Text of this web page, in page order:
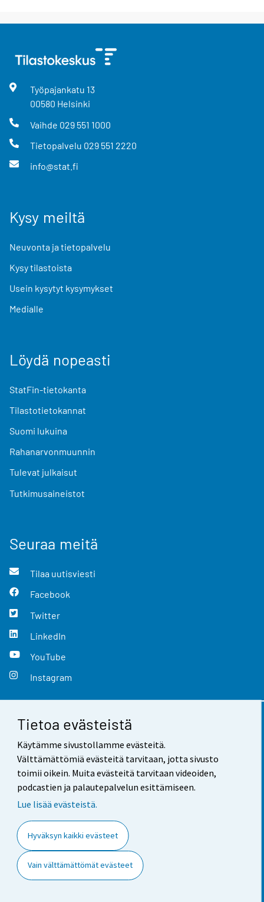
Tietoa evästeistä
Käytämme sivustollamme evästeitä.
Välttämättömiä evästeitä tarvitaan, jotta sivusto
toimii oikein. Muita evästeitä tarvitaan videoiden,
podcastien ja palautepalvelun esittämiseen.
Lue lisää evästeistä.
Hyväksyn kaikki evästeet
Vain välttämättömät evästeet
Työpajankatu 13
00580 Helsinki
Vaihde 029 551 1000
Tietopalvelu 029 551 2220
info@stat.fi
Kysy meiltä
Neuvonta ja tietopalvelu
Kysy tilastoista
Usein kysytyt kysymykset
Medialle
Löydä nopeasti
StatFin-tietokanta
Tilastotietokannat
Suomi lukuina
Rahanarvonmuunnin
Tulevat julkaisut
Tutkimusaineistot
Seuraa meitä
Tilaa uutisviesti
Facebook
Twitter
LinkedIn
YouTube
Instagram
Yhteystiedot
Palaute
Käyttöehdot
Saavutettavuus
Tietoa sivustosta
Evästeasetukset